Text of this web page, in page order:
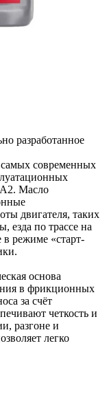
разработанное
современных
Масло
двигателя, таких
езда по трассе на
в режиме «старт-
основа
в фрикционных
за счёт
четкость и
разгоне и
легко